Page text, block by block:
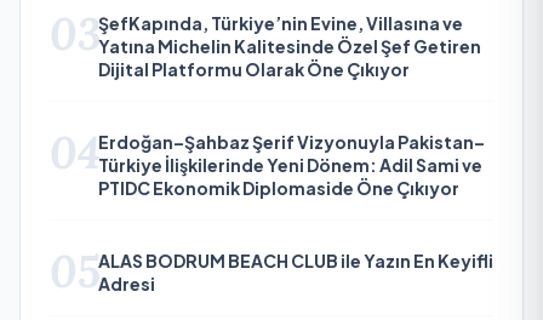
03ŞefKapında, Türkiye’nin Evine, Villasına ve
Yatına Michelin Kalitesinde Özel Şef Getiren
Dijital Platformu Olarak Öne Çıkıyor
04Erdoğan–Şahbaz Şerif Vizyonuyla Pakistan–
Türkiye İlişkilerinde Yeni Dönem: Adil Sami ve
PTIDC Ekonomik Diplomaside Öne Çıkıyor
05ALAS BODRUM BEACH CLUB ile Yazın En Keyifli
Adresi